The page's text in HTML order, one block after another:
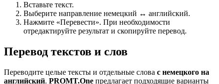
Вставьте текст.
Выберите направление немецкий ↔ английский.
Нажмите «Перевести». При необходимости
отредактируйте результат и скопируйте перевод.
Перевод текстов и слов
Переводите целые тексты и отдельные слова с немецкого на
английский. PROMT.One предлагает подходящие варианты